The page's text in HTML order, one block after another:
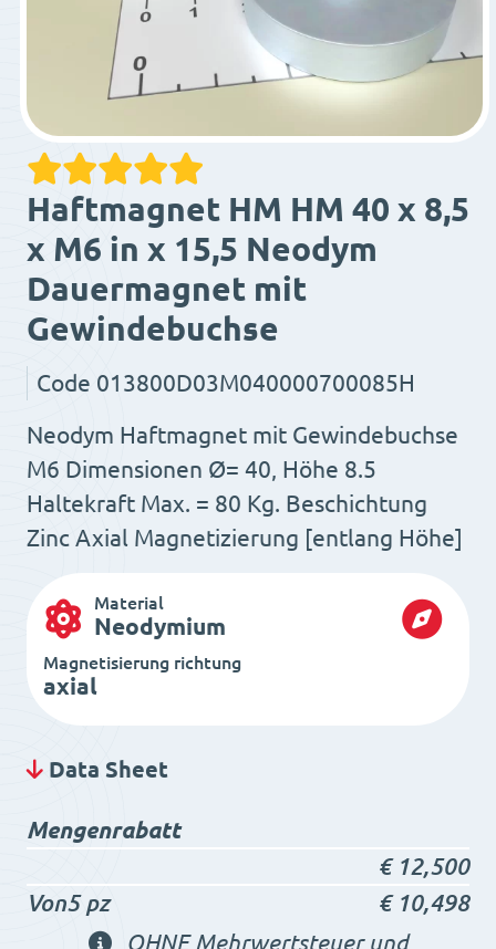
Haftmagnet HM HM 40 x 8,5
x M6 in x 15,5 Neodym
Dauermagnet mit
Gewindebuchse
Code 013800D03M040000700085H
Neodym Haftmagnet mit Gewindebuchse
M6 Dimensionen Ø= 40, Höhe 8.5
Haltekraft Max. = 80 Kg. Beschichtung
Zinc Axial Magnetizierung [entlang Höhe]
Material
Neodymium
Magnetisierung richtung
axial
Data Sheet
Mengenrabatt
€12,500
Von5 pz
€10,498
OHNE Mehrwertsteuer und